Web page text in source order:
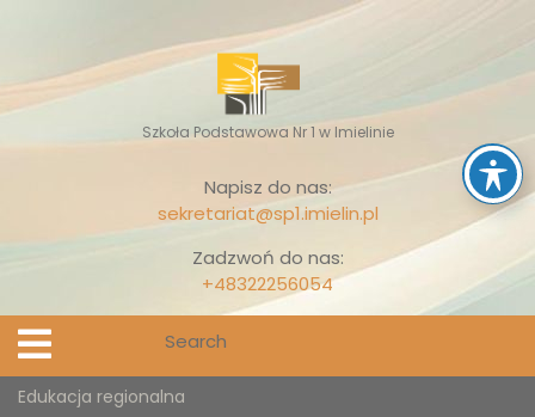
content
Szkoła Podstawowa Nr 1 w Imielinie
Napisz do nas:
sekretariat@sp1.imielin.pl
Zadzwoń do nas:
+48322256054
Open
Menu
Edukacja regionalna